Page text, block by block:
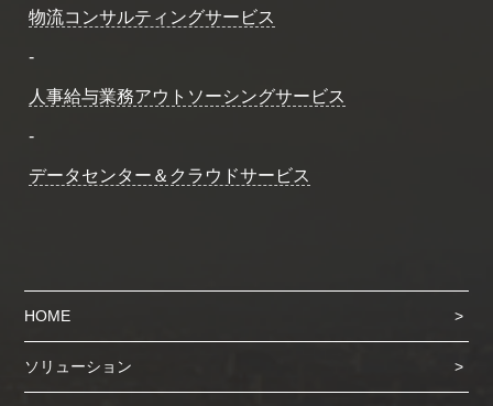
物流コンサルティングサービス
-
人事給与業務アウトソーシングサービス
-
データセンター＆クラウドサービス
HOME
ソリューション